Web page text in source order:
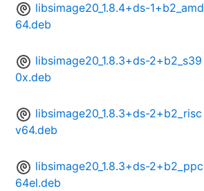
libsimage20_1.8.4+ds-1+b2_amd
64.deb
libsimage20_1.8.3+ds-2+b2_s39
0x.deb
libsimage20_1.8.3+ds-2+b2_risc
v64.deb
libsimage20_1.8.3+ds-2+b2_ppc
64el.deb